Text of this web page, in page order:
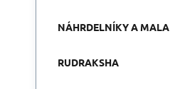
NÁHRDELNÍKY A MALA
RUDRAKSHA